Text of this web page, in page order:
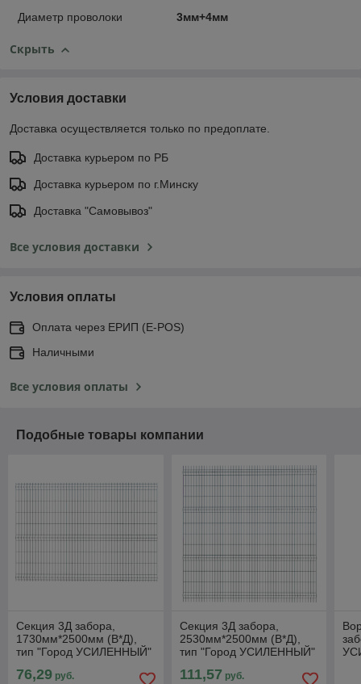
Диаметр проволоки
3мм+4мм
Скрыть
Условия доставки
Доставка осуществляется только по предоплате.
Доставка курьером по РБ
Доставка курьером по г.Минску
Доставка "Самовывоз"
Все условия доставки
Условия оплаты
Оплата через ЕРИП (E-POS)
Наличными
Все условия оплаты
Подобные товары компании
Секция 3Д забора,
1730мм*2500мм (В*Д),
тип "Город УСИЛЕННЫЙ"
76,29 руб.
Секция 3Д забора,
2530мм*2500мм (В*Д),
тип "Город УСИЛЕННЫЙ"
111,57 руб.